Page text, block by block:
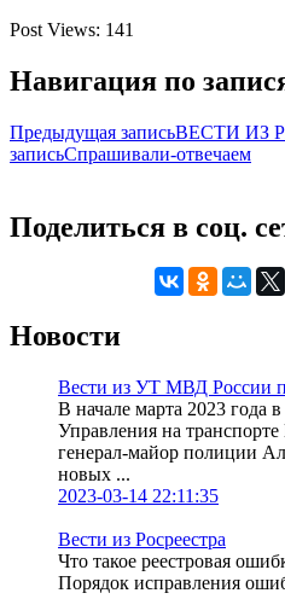
Post Views: 141
Навигация по
Предыдущая записьВЕСТИ ИЗ
записьСпрашивали-отвечаем
Поделиться в соц.
Новости
Вести из УТ МВД России
В начале марта 2023 года
Управления на
генерал-майор полиции
новых ...
2023-03-14 22:11:35
Вести из Росреестра
Что такое реестровая
Порядок исправления